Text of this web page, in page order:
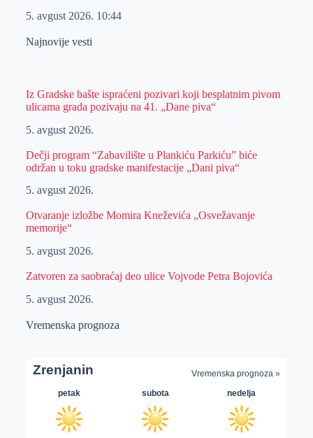
5. avgust 2026. 10:44
Najnovije vesti
Iz Gradske bašte ispraćeni pozivari koji besplatnim pivom
ulicama grada pozivaju na 41. „Dane piva“
5. avgust 2026.
Dečji program “Zabavilište u Plankiću Parkiću” biće
održan u toku gradske manifestacije „Dani piva“
5. avgust 2026.
Otvaranje izložbe Momira Kneževića „Osvežavanje
memorije“
5. avgust 2026.
Zatvoren za saobraćaj deo ulice Vojvode Petra Bojovića
5. avgust 2026.
Vremenska prognoza